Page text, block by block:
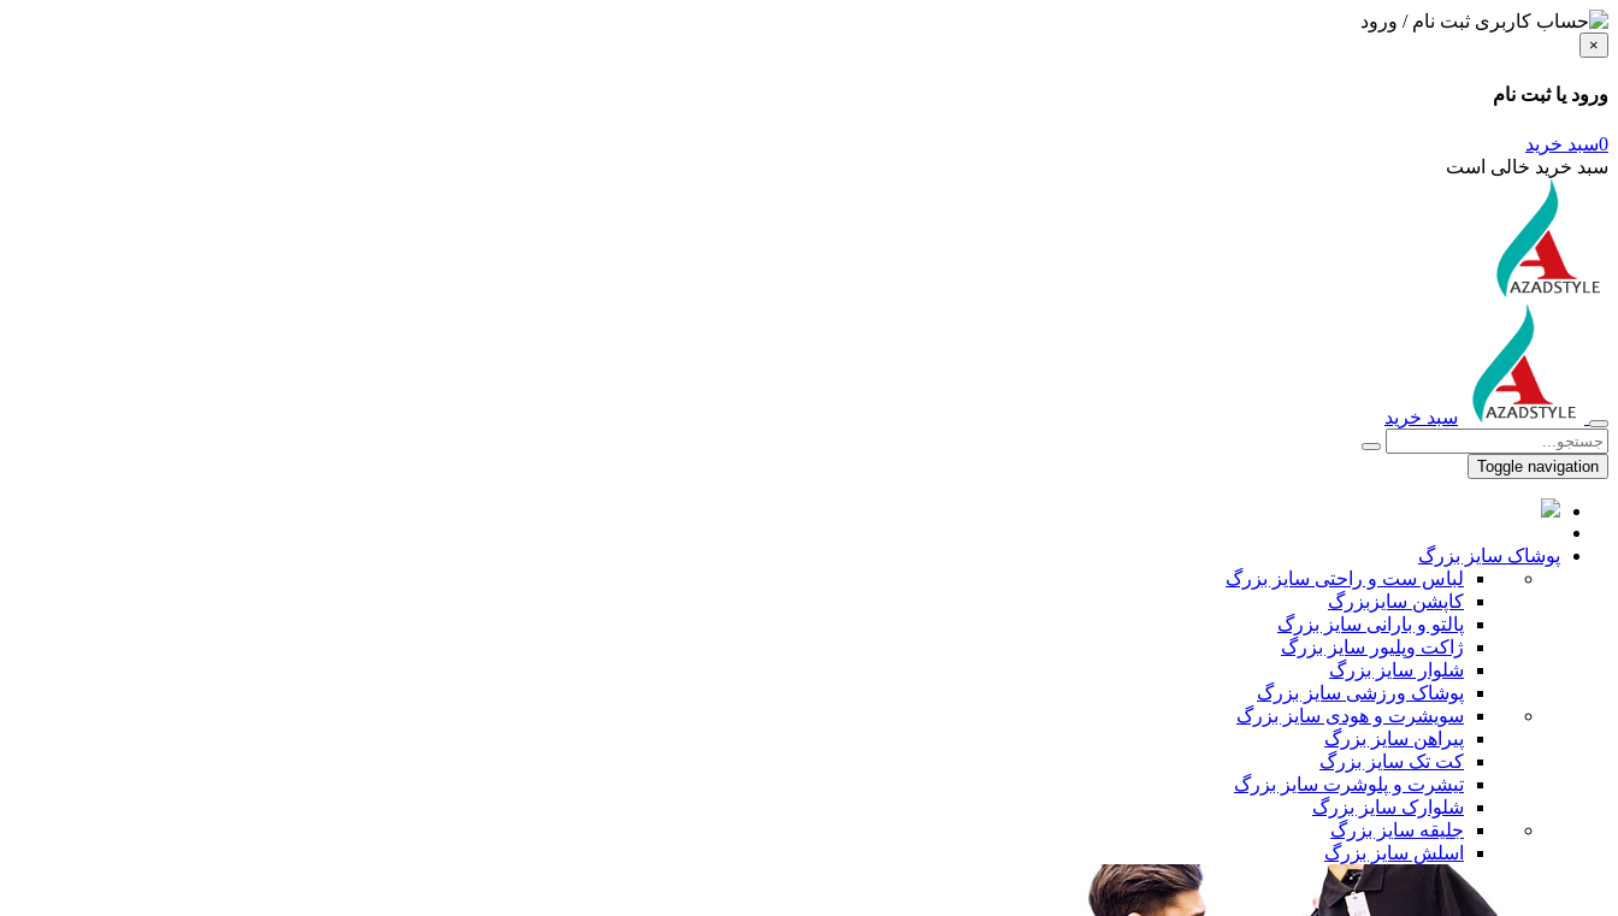
ثبت نام / ورود
×
ورود یا ثبت نام
0سبد خرید
سبد خرید خالی است
سبد خرید
Toggle navigation
پوشاک سایز بزرگ
لباس ست و راحتی سایز بزرگ
کاپشن سایزبزرگ
پالتو و بارانی سایز بزرگ
ژاکت وپلیور سایز بزرگ
شلوار سایز بزرگ
پوشاک ورزشی سایز بزرگ
سویشرت و هودی سایز بزرگ
پیراهن سایز بزرگ
کت تک سایز بزرگ
تیشرت و پلوشرت سایز بزرگ
شلوارک سایز بزرگ
جلیقه سایز بزرگ
اسلش سایز بزرگ